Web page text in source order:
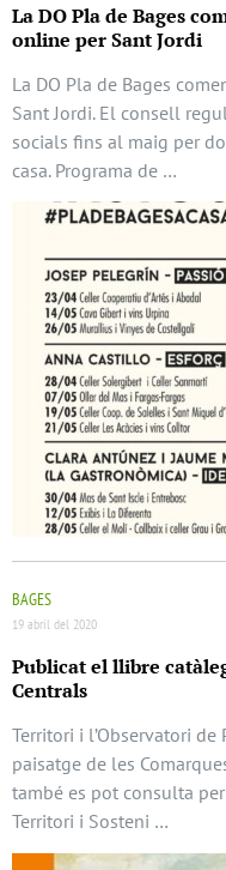
La DO Pla de Bages
online per Sant Jordi
La DO Pla de Bages
Sant Jordi. El consell
socials fins al maig per
casa. Programa de …
BAGES
19 abril del 2020
Publicat el llibre
Centrals
Territori i l’Observatori
paisatge de les
també es pot consulta
Territori i Sosteni …